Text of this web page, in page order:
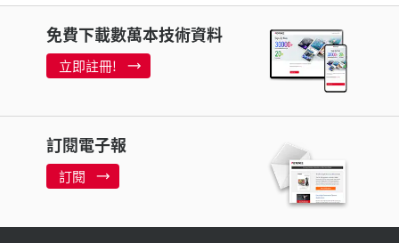
免費下載數萬本技術資料
立即註冊!
訂閱電子報
訂閱